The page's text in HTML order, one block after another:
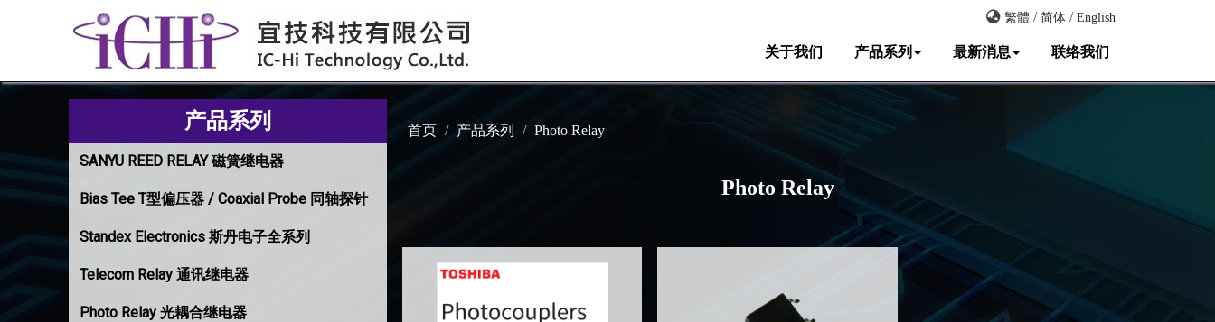
繁體 / 简体 / English
关于我们 产品系列 最新消息 联络我们
产品系列
SANYU REED RELAY 磁簧继电器
Bias Tee T型偏压器 / Coaxial Probe 同轴探针
Standex Electronics 斯丹电子全系列
Telecom Relay 通讯继电器
Photo Relay 光耦合继电器
首页 产品系列 Photo Relay
Photo Relay